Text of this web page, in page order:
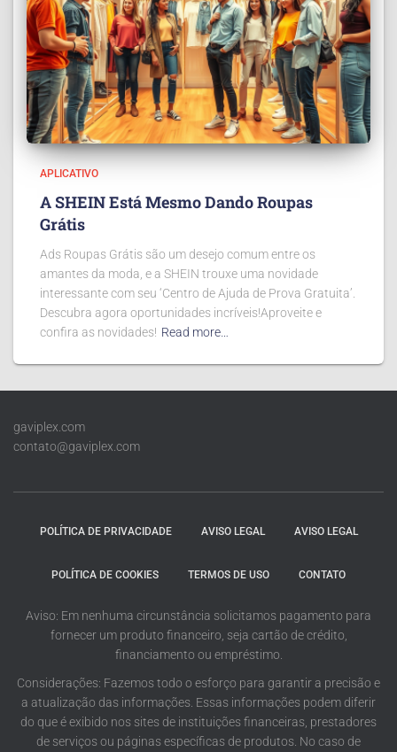
APLICATIVO
A SHEIN Está Mesmo Dando Roupas
Grátis
Ads Roupas Grátis são um desejo comum entre os
amantes da moda, e a SHEIN trouxe uma novidade
interessante com seu ‘Centro de Ajuda de Prova Gratuita’.
Descubra agora oportunidades incríveis!Aproveite e
confira as novidades! Read more…
gaviplex.com
contato@gaviplex.com
POLÍTICA DE PRIVACIDADE AVISO LEGAL AVISO LEGAL
POLÍTICA DE COOKIES TERMOS DE USO CONTATO
Aviso: Em nenhuma circunstância solicitamos pagamento para
fornecer um produto financeiro, seja cartão de crédito,
financiamento ou empréstimo.
Considerações: Fazemos todo o esforço para garantir a precisão e
a atualização das informações. Essas informações podem diferir
do que é exibido nos sites de instituições financeiras, prestadores
de serviços ou páginas específicas de produtos. No caso de